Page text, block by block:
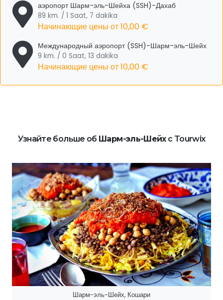
аэропорт Шарм-эль-Шейха (SSH)-Дахаб
89 km. / 1 Saat, 7 dakika
Начинающие цены от10,00 €
Международный аэропорт (SSH)-Шарм-эль-Шейх
9 km. / 0 Saat, 13 dakika
Начинающие цены от10,00 €
Узнайте больше об Шарм-эль-Шейхс Tourwix
Шарм-эль-Шейх, Кошари